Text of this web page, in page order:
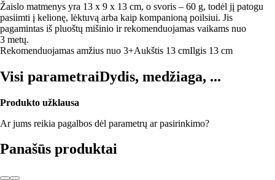
Žaislo matmenys yra 13 x 9 x 13 cm, o svoris – 60 g, todėl jį patogu
pasiimti į kelionę, lėktuvą arba kaip kompanioną poilsiui. Jis
pagamintas iš pluoštų mišinio ir rekomenduojamas vaikams nuo
3 metų.
Rekomenduojamas amžius nuo 3+Aukštis 13 cmIlgis 13 cm
Visi parametraiDydis, medžiaga, ...
Produkto užklausa
Ar jums reikia pagalbos dėl parametrų ar pasirinkimo?
Panašūs produktai